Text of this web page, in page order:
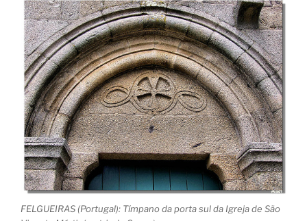
FELGUEIRAS (Portugal): Tímpano da porta sul da Igreja de São